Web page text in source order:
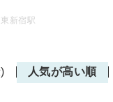
東新宿駅
人気が高い順